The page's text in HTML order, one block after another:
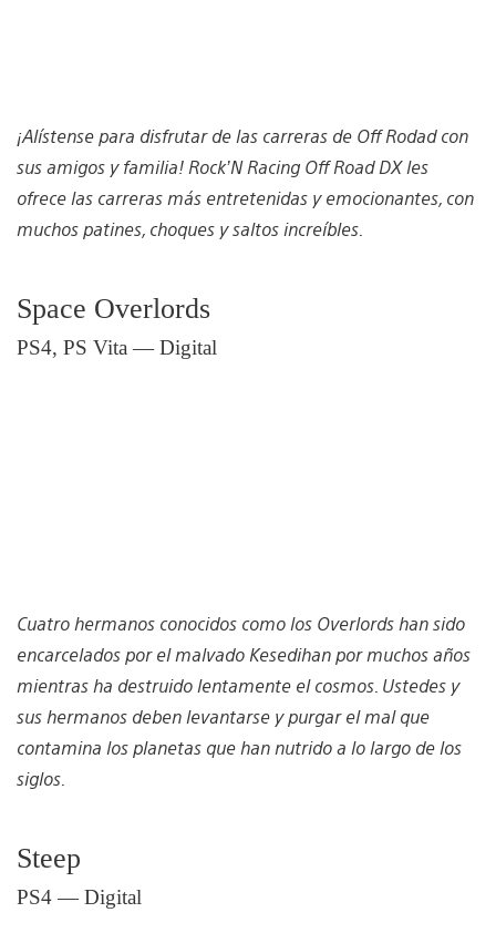
¡Alístense para disfrutar de las carreras de Off Rodad con
sus amigos y familia! Rock’N Racing Off Road DX les
ofrece las carreras más entretenidas y emocionantes, con
muchos patines, choques y saltos increíbles.
Space Overlords
PS4, PS Vita — Digital
Cuatro hermanos conocidos como los Overlords han sido
encarcelados por el malvado Kesedihan por muchos años
mientras ha destruido lentamente el cosmos. Ustedes y
sus hermanos deben levantarse y purgar el mal que
contamina los planetas que han nutrido a lo largo de los
siglos.
Steep
PS4 — Digital